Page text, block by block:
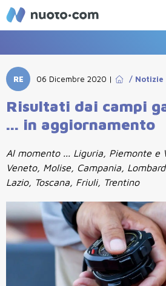
RE 06 Dicembre 2020 | / Notizie
Risultati dai campi
... in aggiornamento
Al momento ... Liguria, Piemonte e
Veneto, Molise, Campania,
Lazio, Toscana, Friuli, Trentino